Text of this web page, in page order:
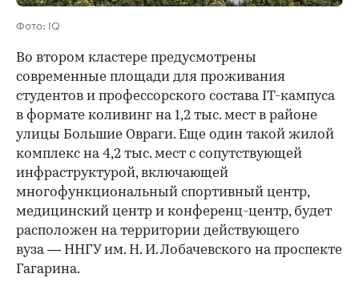
Фото: IQ
Во втором кластере предусмотрены
современные площади для проживания
студентов и профессорского состава IT-кампуса
в формате коливинг на 1,2 тыс. мест в районе
улицы Большие Овраги. Еще один такой жилой
комплекс на 4,2 тыс. мест с сопутствующей
инфраструктурой, включающей
многофункциональный спортивный центр,
медицинский центр и конференц-центр, будет
расположен на территории действующего
вуза — ННГУ им. Н. И. Лобачевского на проспекте
Гагарина.